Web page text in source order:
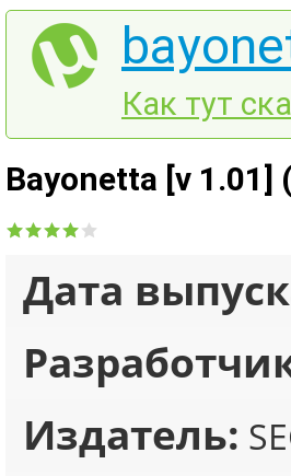
Как тут
Bayonetta [v 1.01]
Дата
Издатель: